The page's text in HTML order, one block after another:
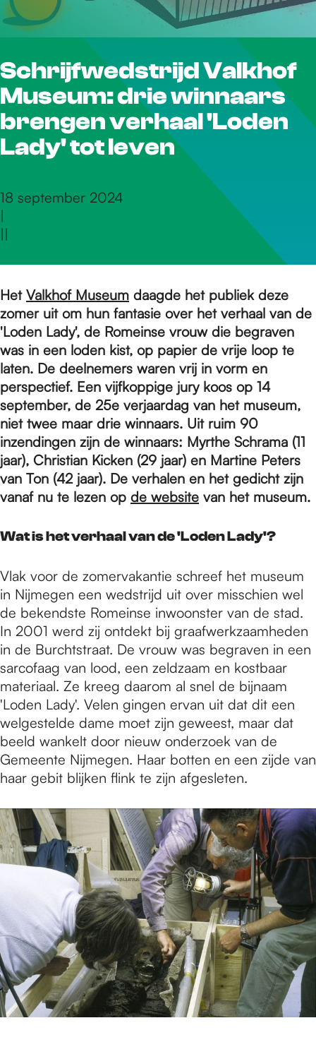
r
d
e
m
e
p
a
g
e
Schrijfwedstrijd Valkhof
Museum: drie winnaars
brengen verhaal 'Loden
Lady' tot leven
18 september 2024
|
||
Het Valkhof Museum daagde het publiek deze
zomer uit om hun fantasie over het verhaal van de
'Loden Lady', de Romeinse vrouw die begraven
was in een loden kist, op papier de vrije loop te
laten. De deelnemers waren vrij in vorm en
perspectief. Een vijfkoppige jury koos op 14
september, de 25e verjaardag van het museum,
niet twee maar drie winnaars. Uit ruim 90
inzendingen zijn de winnaars: Myrthe Schrama (11
jaar), Christian Kicken (29 jaar) en Martine Peters
van Ton (42 jaar). De verhalen en het gedicht zijn
vanaf nu te lezen op de website van het museum.
Wat is het verhaal van de 'Loden Lady'?
Vlak voor de zomervakantie schreef het museum
in Nijmegen een wedstrijd uit over misschien wel
de bekendste Romeinse inwoonster van de stad.
In 2001 werd zij ontdekt bij graafwerkzaamheden
in de Burchtstraat. De vrouw was begraven in een
sarcofaag van lood, een zeldzaam en kostbaar
materiaal. Ze kreeg daarom al snel de bijnaam
'Loden Lady'. Velen gingen ervan uit dat dit een
welgestelde dame moet zijn geweest, maar dat
beeld wankelt door nieuw onderzoek van de
Gemeente Nijmegen. Haar botten en een zijde van
haar gebit blijken flink te zijn afgesleten.